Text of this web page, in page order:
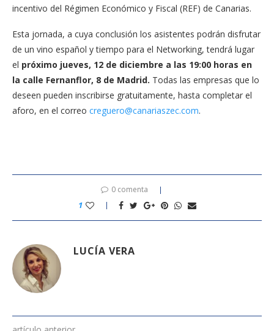
incentivo del Régimen Económico y Fiscal (REF) de Canarias.
Esta jornada, a cuya conclusión los asistentes podrán disfrutar
de un vino español y tiempo para el Networking, tendrá lugar
el próximo jueves, 12 de diciembre a las 19:00 horas en
la calle Fernanflor, 8 de Madrid. Todas las empresas que lo
deseen pueden inscribirse gratuitamente, hasta completar el
aforo, en el correo creguero@canariaszec.com.
0 comenta
1
LUCÍA VERA